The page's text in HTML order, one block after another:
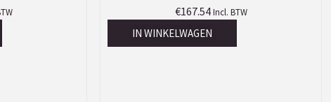
€167.54 Incl. BTW
IN WINKELWAGEN